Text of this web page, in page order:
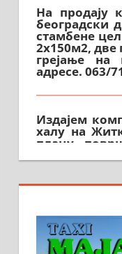
београдски
стамбене
2х150м2, две
грејање
адресе. 063/
халу на
плацу
064/321-80-
На продају
Зеленом
Могућа